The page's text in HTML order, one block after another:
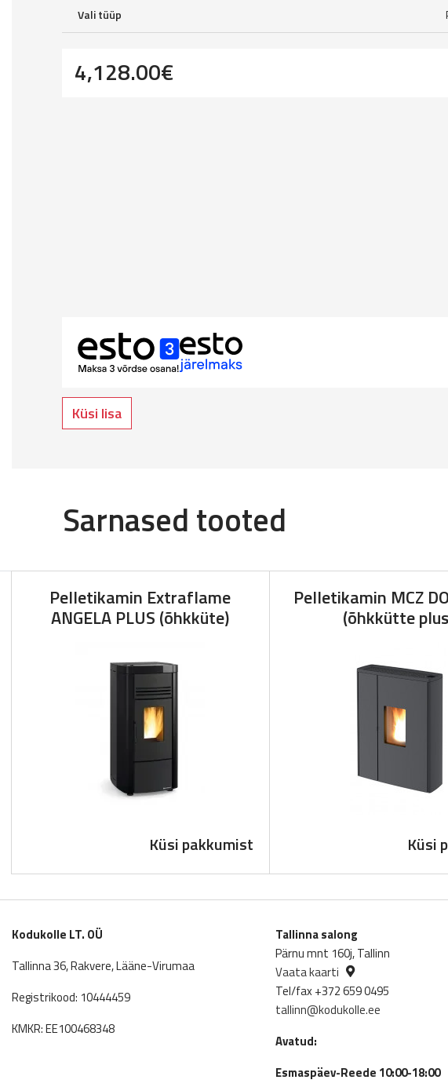
Vali tüüp
4,128.00€
Küsi lisa
Sarnased tooted
Pelletikamin Extraflame
ANGELA PLUS (õhkküte)
Küsi pakkumist
Pelletikamin MCZ
(õhkkütte
Küsi
Kodukolle LT. OÜ
Tallinna 36, Rakvere, Lääne-Virumaa
Registrikood: 10444459
KMKR: EE100468348
Tallinna salong
Pärnu mnt 160j, Tallinn
Vaata kaarti
Tel/fax +372 659 0495
tallinn@kodukolle.ee
Avatud:
Esmaspäev-Reede 10:00-18:00